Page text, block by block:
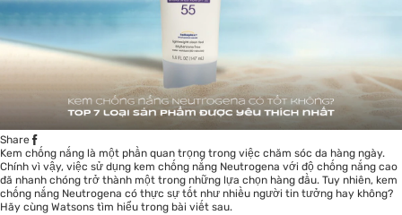
Share
Kem chống nắng là một phần quan trọng trong việc chăm sóc da hàng ngày.
Chính vì vậy, việc sử dụng kem chống nắng Neutrogena với độ chống nắng cao
đã nhanh chóng trở thành một trong những lựa chọn hàng đầu. Tuy nhiên, kem
chống nắng Neutrogena có thực sự tốt như nhiều người tin tưởng hay không?
Hãy cùng Watsons tìm hiểu trong bài viết sau.